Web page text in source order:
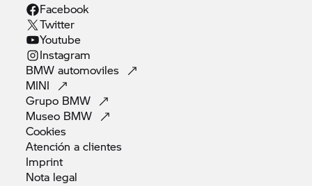
Facebook
Twitter
Youtube
Instagram
BMWautomoviles
MINI
Grupo BMW
Museo BMW
Cookies
Atención aclientes
Imprint
Nota legal